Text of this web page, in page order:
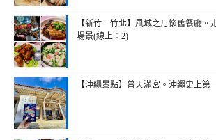
【新竹。竹北】風城之月懷舊餐廳。
場景(線上：2)
【沖繩景點】普天滿宮。沖繩史上第